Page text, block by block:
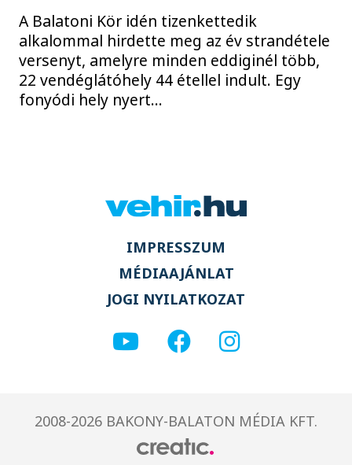
A Balatoni Kör idén tizenkettedik
alkalommal hirdette meg az év strandétele
versenyt, amelyre minden eddiginél több,
22 vendéglátóhely 44 étellel indult. Egy
fonyódi hely nyert...
IMPRESSZUM
MÉDIAAJÁNLAT
JOGI NYILATKOZAT
2008-2026 BAKONY-BALATON MÉDIA KFT.